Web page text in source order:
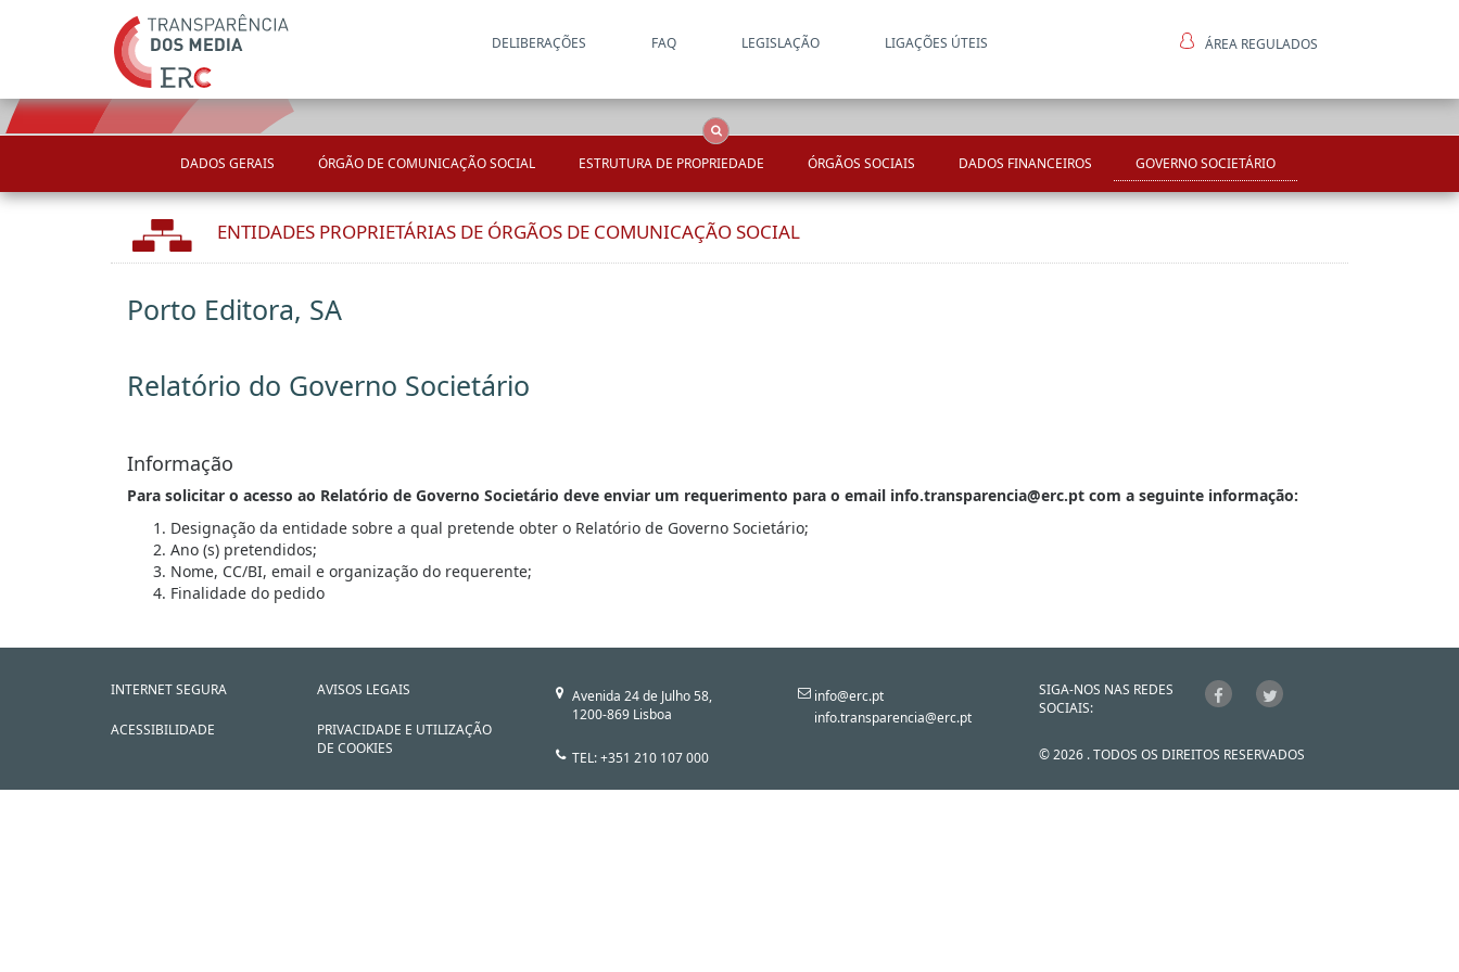
DELIBERAÇÕES FAQ LEGISLAÇÃO LIGAÇÕES ÚTEIS ÁREA REGULADOS
DADOS GERAIS ÓRGÃO DE COMUNICAÇÃO SOCIAL ESTRUTURA DE PROPRIEDADE ÓRGÃOS SOCIAIS DADOS FINANCEIROS GOVERNO SOCIETÁRIO
ENTIDADES PROPRIETÁRIAS DE ÓRGÃOS DE COMUNICAÇÃO SOCIAL
Porto Editora, SA
Relatório do Governo Societário
Informação
Para solicitar o acesso ao Relatório de Governo Societário deve enviar um requerimento para o email info.transparencia@erc.pt com a seguinte informação:
Designação da entidade sobre a qual pretende obter o Relatório de Governo Societário;
Ano (s) pretendidos;
Nome, CC/BI, email e organização do requerente;
Finalidade do pedido
INTERNET SEGURA
ACESSIBILIDADE
AVISOS LEGAIS
PRIVACIDADE E UTILIZAÇÃO
DE COOKIES
Avenida 24 de Julho 58,
1200-869 Lisboa
TEL: +351 210 107 000
info@erc.pt
info.transparencia@erc.pt
SIGA-NOS NAS REDES
SOCIAIS:
© 2026 . TODOS OS DIREITOS RESERVADOS